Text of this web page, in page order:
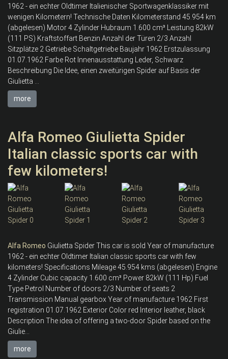
1962 - ein echter Oldtimer Italienischer Sportwagenklassiker mit
wenigen Kilometern! Technische Daten Kilometerstand 45.954 km
(abgelesen) Motor 4 Zylinder Hubraum 1.600 cm³ Leistung 82kW
(111 PS) Kraftstoffart Benzin Anzahl der Türen 2/3 Anzahl
Sitzplätze 2 Getriebe Schaltgetriebe Baujahr 1962 Erstzulassung
01.07.1962 Farbe Rot Innenausstattung Leder, Schwarz
Beschreibung Die Idee, einen zweitürigen Spider auf Basis der
Giulietta ...
more
Alfa Romeo Giulietta Spider
Italian classic sports car with
few kilometers!
Alfa Romeo Giulietta Spider This car is sold Year of manufacture
1962 - ein echter Oldtimer Italian classic sports car with few
kilometers! Specifications Mileage 45.954 kms (abgelesen) Engine
4 Zylinder Cubic capacity 1.600 cm³ Power 82kW (111 Hp) Fuel
Type Petrol Number of doors 2/3 Number of seats 2
Transmission Manual gearbox Year of manufacture 1962 First
registration 01.07.1962 Exterior Color red Interior leather, black
Description The idea of offering a two-door Spider based on the
Giulie...
more